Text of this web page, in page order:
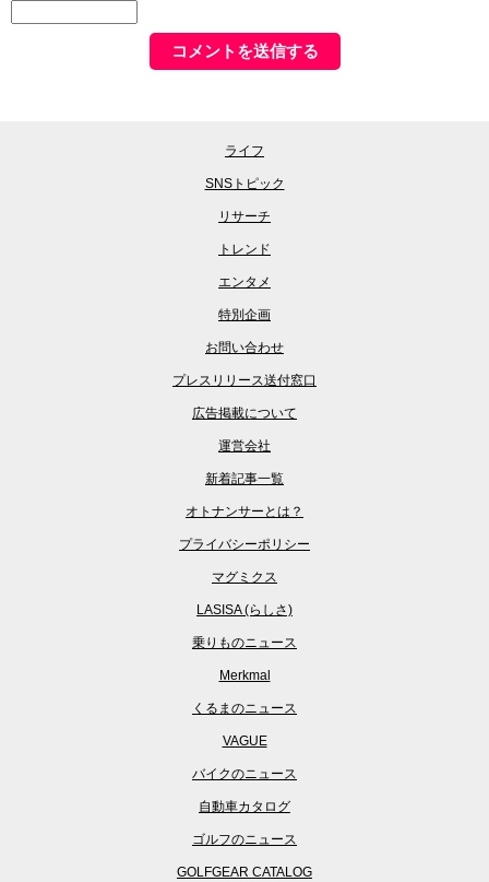
ライフ
SNSトピック
リサーチ
トレンド
エンタメ
特別企画
お問い合わせ
プレスリリース送付窓口
広告掲載について
運営会社
新着記事一覧
オトナンサーとは？
プライバシーポリシー
マグミクス
LASISA (らしさ)
乗りものニュース
Merkmal
くるまのニュース
VAGUE
バイクのニュース
自動車カタログ
ゴルフのニュース
GOLFGEAR CATALOG